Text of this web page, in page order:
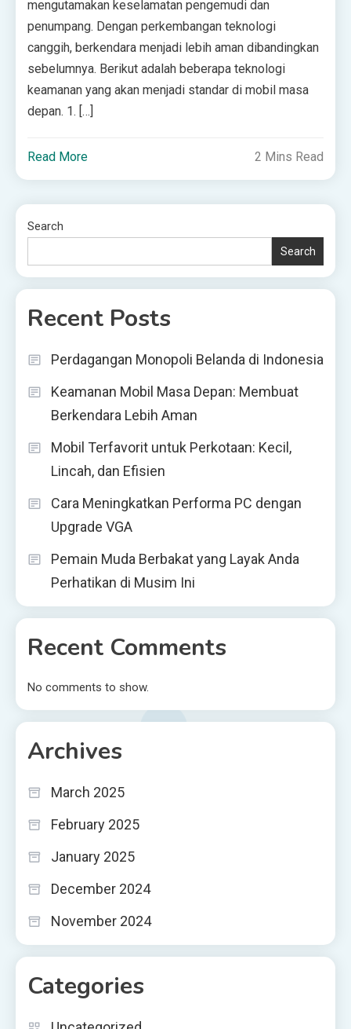
mengutamakan keselamatan pengemudi dan
penumpang. Dengan perkembangan teknologi
canggih, berkendara menjadi lebih aman dibandingkan
sebelumnya. Berikut adalah beberapa teknologi
keamanan yang akan menjadi standar di mobil masa
depan. 1. […]
Read More 2 Mins Read
Search
Search
Recent Posts
Perdagangan Monopoli Belanda di Indonesia
Keamanan Mobil Masa Depan: Membuat
Berkendara Lebih Aman
Mobil Terfavorit untuk Perkotaan: Kecil,
Lincah, dan Efisien
Cara Meningkatkan Performa PC dengan
Upgrade VGA
Pemain Muda Berbakat yang Layak Anda
Perhatikan di Musim Ini
Recent Comments
No comments to show.
Archives
March 2025
February 2025
January 2025
December 2024
November 2024
Categories